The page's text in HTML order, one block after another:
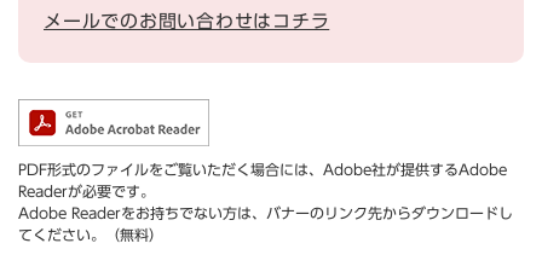
メールでのお問い合わせはコチラ
PDF形式のファイルをご覧いただく場合には、Adobe社が提供するAdobe
Readerが必要です。
Adobe Readerをお持ちでない方は、バナーのリンク先からダウンロードし
てください。（無料）